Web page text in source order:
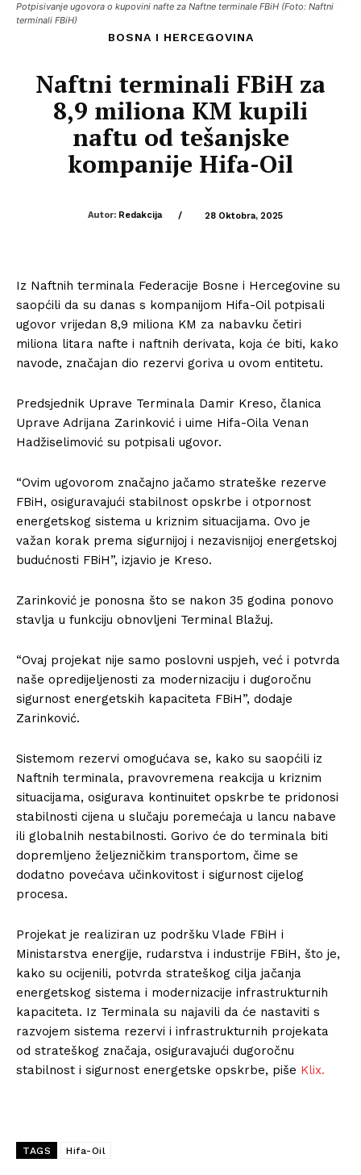
Potpisivanje ugovora o kupovini nafte za Naftne terminale FBiH (Foto: Naftni
terminali FBiH)
BOSNA I HERCEGOVINA
Naftni terminali FBiH za
8,9 miliona KM kupili
naftu od tešanjske
kompanije Hifa-Oil
Autor: Redakcija / 28 Oktobra, 2025
Iz Naftnih terminala Federacije Bosne i Hercegovine su
saopćili da su danas s kompanijom Hifa-Oil potpisali
ugovor vrijedan 8,9 miliona KM za nabavku četiri
miliona litara nafte i naftnih derivata, koja će biti, kako
navode, značajan dio rezervi goriva u ovom entitetu.
Predsjednik Uprave Terminala Damir Kreso, članica
Uprave Adrijana Zarinković i uime Hifa-Oila Venan
Hadžiselimović su potpisali ugovor.
“Ovim ugovorom značajno jačamo strateške rezerve
FBiH, osiguravajući stabilnost opskrbe i otpornost
energetskog sistema u kriznim situacijama. Ovo je
važan korak prema sigurnijoj i nezavisnijoj energetskoj
budućnosti FBiH”, izjavio je Kreso.
Zarinković je ponosna što se nakon 35 godina ponovo
stavlja u funkciju obnovljeni Terminal Blažuj.
“Ovaj projekat nije samo poslovni uspjeh, već i potvrda
naše opredijeljenosti za modernizaciju i dugoročnu
sigurnost energetskih kapaciteta FBiH”, dodaje
Zarinković.
Sistemom rezervi omogućava se, kako su saopćili iz
Naftnih terminala, pravovremena reakcija u kriznim
situacijama, osigurava kontinuitet opskrbe te pridonosi
stabilnosti cijena u slučaju poremećaja u lancu nabave
ili globalnih nestabilnosti. Gorivo će do terminala biti
dopremljeno željezničkim transportom, čime se
dodatno povećava učinkovitost i sigurnost cijelog
procesa.
Projekat je realiziran uz podršku Vlade FBiH i
Ministarstva energije, rudarstva i industrije FBiH, što je,
kako su ocijenili, potvrda strateškog cilja jačanja
energetskog sistema i modernizacije infrastrukturnih
kapaciteta. Iz Terminala su najavili da će nastaviti s
razvojem sistema rezervi i infrastrukturnih projekata
od strateškog značaja, osiguravajući dugoročnu
stabilnost i sigurnost energetske opskrbe, piše Klix.
TAGS Hifa-Oil